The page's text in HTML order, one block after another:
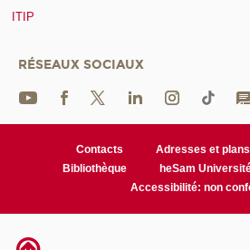
ITIP
RÉSEAUX SOCIAUX
Contacts Adresses et plans
Bibliothèque
heSam
Accessibilité: non